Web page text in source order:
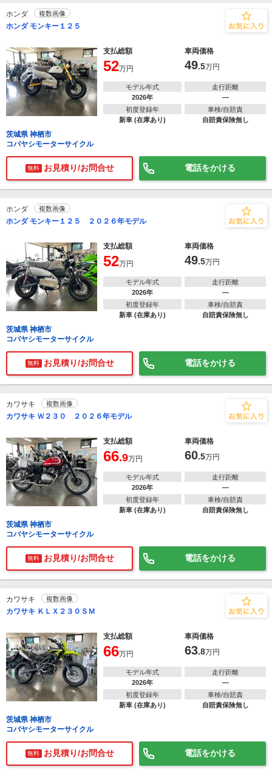
ホンダ 複数画像
ホンダ モンキー１２５
支払総額 車両価格
52万円 49.5万円
モデル年式
2026年
走行距離
―
初度登録年
新車 (在庫あり)
車検/自賠責
自賠責保険無し
茨城県 神栖市
コバヤシモーターサイクル
無料 お見積り/お問合せ 電話をかける
ホンダ 複数画像
ホンダ モンキー１２５ ２０２６年モデル
支払総額 車両価格
52万円 49.5万円
モデル年式
2026年
走行距離
―
初度登録年
新車 (在庫あり)
車検/自賠責
自賠責保険無し
茨城県 神栖市
コバヤシモーターサイクル
無料 お見積り/お問合せ 電話をかける
カワサキ 複数画像
カワサキ Ｗ２３０ ２０２６年モデル
支払総額 車両価格
66.9万円 60.5万円
モデル年式
2026年
走行距離
―
初度登録年
新車 (在庫あり)
車検/自賠責
自賠責保険無し
茨城県 神栖市
コバヤシモーターサイクル
無料 お見積り/お問合せ 電話をかける
カワサキ 複数画像
カワサキ ＫＬＸ２３０ＳＭ
支払総額 車両価格
66万円 63.8万円
モデル年式
2026年
走行距離
―
初度登録年
新車 (在庫あり)
車検/自賠責
自賠責保険無し
茨城県 神栖市
コバヤシモーターサイクル
無料 お見積り/お問合せ 電話をかける